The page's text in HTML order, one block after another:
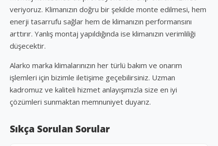
veriyoruz. Klimanızın doğru bir şekilde monte edilmesi, hem
enerji tasarrufu sağlar hem de klimanızın performansını
arttırır. Yanlış montaj yapıldığında ise klimanızın verimliliği
düşecektir.
Alarko marka klimalarınızın her türlü bakım ve onarım
işlemleri için bizimle iletişime geçebilirsiniz. Uzman
kadromuz ve kaliteli hizmet anlayışımızla size en iyi
çözümleri sunmaktan memnuniyet duyarız.
Sıkça Sorulan Sorular